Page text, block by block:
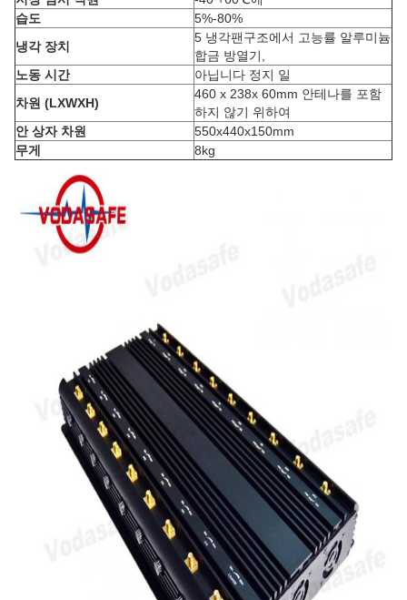
습도
5%-80%
냉각 장치
5 냉각팬구조에서 고능률 알루미늄
합금 방열기,
노동 시간
아닙니다 정지 일
차원 (LXWXH)
460 x 238x 60mm 안테나를 포함
하지 않기 위하여
안 상자 차원
550x440x150mm
무게
8kg